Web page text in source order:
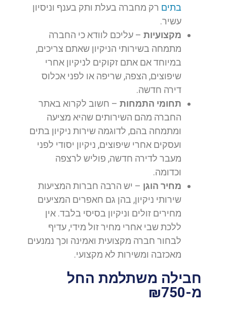
בתים רק מחברה בעלת ותק בענף וניסיון
עשיר.
מקצועיות – עליכם לוודא כי החברה
מתמחה בשירותי הניקיון שאתם צריכים,
במיוחד אם אתם זקוקים לניקיון אחרי
שיפוצים, הצפה, שריפה או לפני אכלוס
דירה חדשה.
תחומי התמחות – חשוב לקרוא באתר
החברה מהם השירותים שהיא מציעה
ומתמחה בהם, לדוגמה שירות ניקיון בתים
ועסקים אחרי שיפוצים, ניקיון יסודי לפני
מעבר לדירה חדשה, פוליש לרצפה
וכדומה.
מחיר הוגן – יש הרבה חברות המציעות
שירותי ניקיון, בהן גם חאפרים המציעים
מחירים זולים וניקיון בסיסי בלבד. אין
ללכת שבי אחרי מחיר זול מידי, עדיף
לבחור חברה מקצועית ואמינה וכך נמנעים
מאכזבה ומשירות לא מקצועי.
חבילה משתלמת החל
מ-₪750